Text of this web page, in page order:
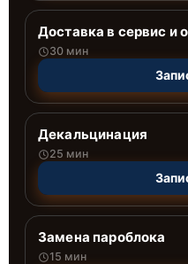
Доставка в сервис и
30 мин
Декальцинация
25 мин
Замена пароблока
15 мин